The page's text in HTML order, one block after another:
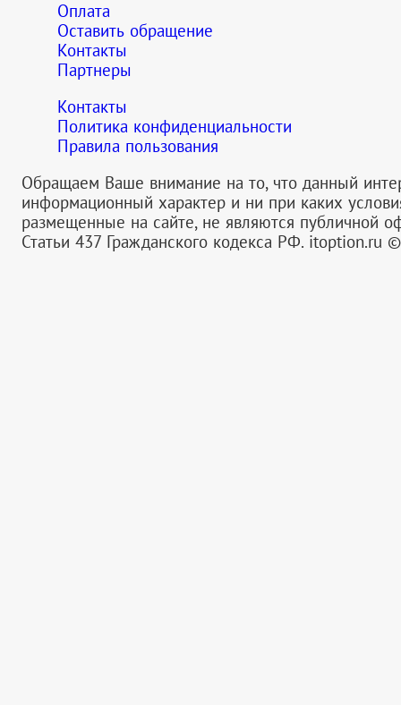
Оплата
Оставить обращение
Контакты
Партнеры
Контакты
Политика конфиденциальности
Правила пользования
Обращаем Ваше внимание на то, что данный
информационный характер и ни при каких
размещенные на сайте, не являются публичной
Статьи 437 Гражданского кодекса РФ. itoption.ru